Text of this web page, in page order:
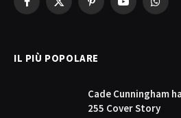
Facebook
X
PinterestYouTube
IL PIÙ POPOLARE
Cade Cunningham
255 Cover Story